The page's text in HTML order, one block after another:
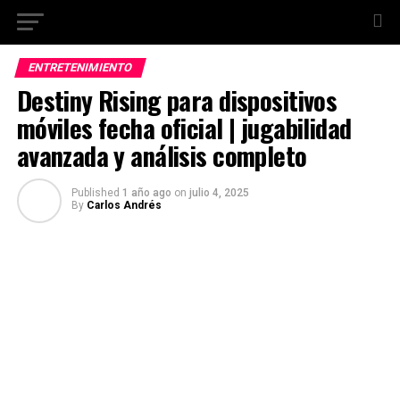
ENTRETENIMIENTO
Destiny Rising para dispositivos
móviles fecha oficial | jugabilidad
avanzada y análisis completo
Published 1 año ago on julio 4, 2025
By Carlos Andrés